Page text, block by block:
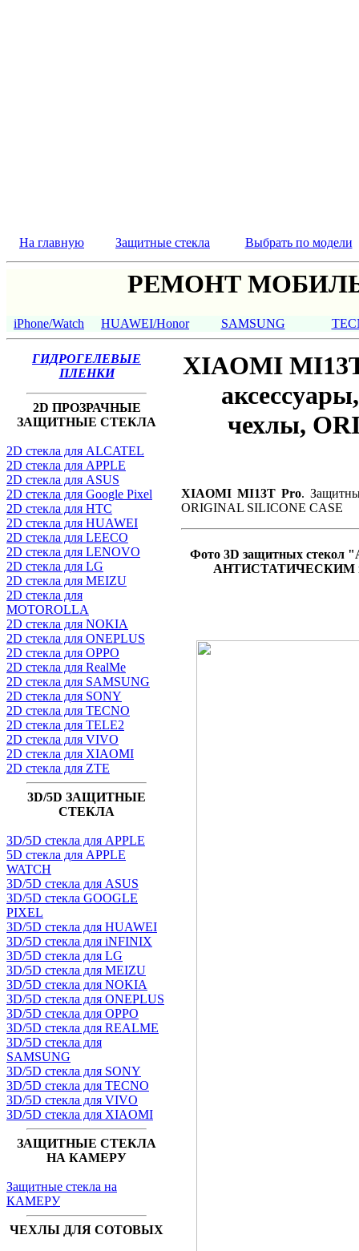
На главную Защитные стекла Выбрать по модели
РЕМОНТ
iPhone/Watch HUAWEI/Honor SAMSUNG
ГИДРОГЕЛЕВЫЕ
ПЛЕНКИ
2D ПРОЗРАЧНЫЕ
ЗАЩИТНЫЕ СТЕКЛА
2D стекла для ALCATEL
2D стекла для APPLE
2D стекла для ASUS
2D стекла для Google Pixel
2D стекла для HTC
2D стекла для HUAWEI
2D стекла для LEECO
2D стекла для LENOVO
2D стекла для LG
2D стекла для MEIZU
2D стекла для
MOTOROLLA
2D стекла для NOKIA
2D стекла для ONEPLUS
2D стекла для OPPO
2D стекла для RealMe
2D стекла для SAMSUNG
2D стекла для SONY
2D стекла для TECNO
2D стекла для TELE2
2D стекла для VIVO
2D стекла для XIAOMI
2D стекла для ZTE
3D/5D ЗАЩИТНЫЕ
СТЕКЛА
3D/5D стекла для APPLE
5D стекла для APPLE
WATCH
3D/5D стекла для ASUS
3D/5D стекла GOOGLE
PIXEL
3D/5D стекла для HUAWEI
3D/5D стекла для iNFINIX
3D/5D стекла для LG
3D/5D стекла для MEIZU
3D/5D стекла для NOKIA
3D/5D стекла для ONEPLUS
3D/5D стекла для OPPO
3D/5D стекла для REALME
3D/5D стекла для
SAMSUNG
3D/5D стекла для SONY
3D/5D стекла для TECNO
3D/5D стекла для VIVO
3D/5D стекла для XIAOMI
ЗАЩИТНЫЕ СТЕКЛА
НА КАМЕРУ
Защитные стекла на
КАМЕРУ
ЧЕХЛЫ ДЛЯ СОТОВЫХ
XIAOMI
чехлы,
XIAOMI MI13T Pro.
ORIGINAL SILICONE CASE
Фото 3D защитных стекол
АНТИСТАТИЧЕСКИМ